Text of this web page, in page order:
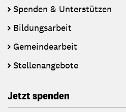
Spenden & Unterstützen
Bildungsarbeit
Gemeindearbeit
Stellenangebote
Jetzt spenden